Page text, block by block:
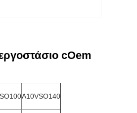
cOem
A10VSO140